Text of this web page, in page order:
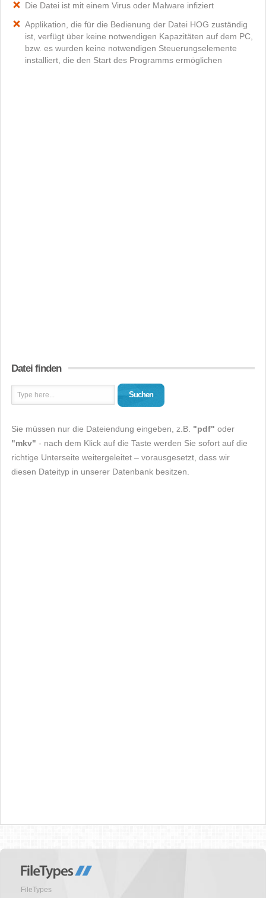
Die Datei ist mit einem Virus oder Malware infiziert
Applikation, die für die Bedienung der Datei HOG zuständig
ist, verfügt über keine notwendigen Kapazitäten auf dem PC,
bzw. es wurden keine notwendigen Steuerungselemente
installiert, die den Start des Programms ermöglichen
Datei finden
Suchen
Sie müssen nur die Dateiendung eingeben, z.B. "pdf" oder
"mkv" - nach dem Klick auf die Taste werden Sie sofort auf die
richtige Unterseite weitergeleitet – vorausgesetzt, dass wir
diesen Dateityp in unserer Datenbank besitzen.
FileTypes